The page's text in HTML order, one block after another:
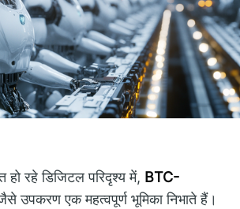
हो रहे डिजिटल परिदृश्य में, BTC-
उपकरण एक महत्वपूर्ण भूमिका निभाते हैं।